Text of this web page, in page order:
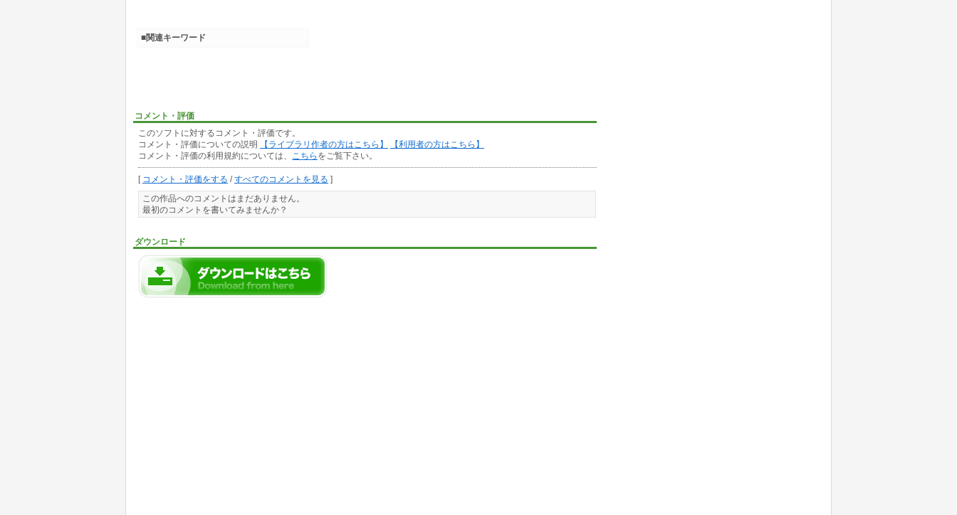
コメント・評価
このソフトに対するコメント・評価です。
コメント・評価についての説明
【ライブラリ作者の方はこちら】
【利用者の方はこちら】
コメント・評価の利用規約については、
こちら をご覧下さい。
[ コメント・評価をする /すべてのコメントを見る ]
この作品へのコメントはまだありません。
最初のコメントを書いてみませんか？
ダウンロード
■関連キーワード